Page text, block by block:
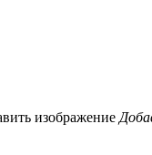
изображение